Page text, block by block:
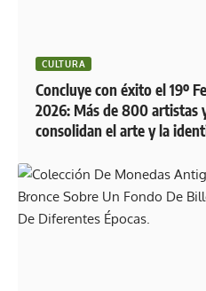
CULTURA
Concluye con éxito el 19º
2026: Más de 800 artistas
consolidan el arte y la